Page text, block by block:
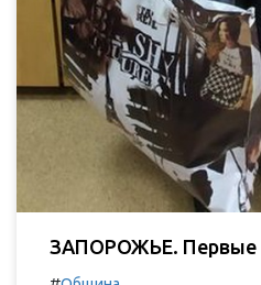
ЗАПОРОЖЬЕ. Первые